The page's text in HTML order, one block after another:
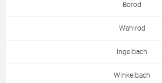
Borod
Wahlrod
Ingelbach
Winkelbach